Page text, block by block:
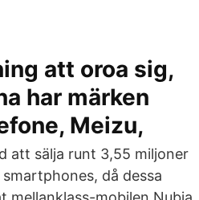
att oroa sig,
har märken
Meizu,
att sälja runt 3,55 miljoner
då dessa